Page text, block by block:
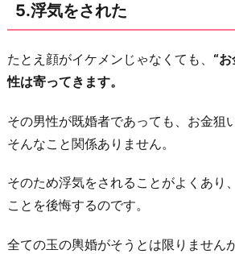
5.浮気をされた
たとえ顔がイケメンじゃなくても、 “
性は寄ってきます。
その男性が既婚者であっても、お金狙
そんなこと関係ありません。
そのため浮気をされることがよくあり
ことを後悔するのです。
全ての玉の輿婚がそうとは限りませんが